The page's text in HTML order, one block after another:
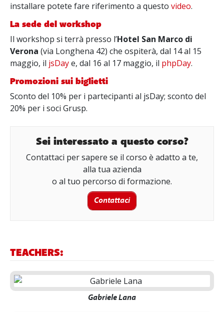
TEACHERS:
Gabriele Lana
installare potete fare riferimento a questo video.
La sede del workshop
Il workshop si terrà presso l’Hotel San Marco di
Verona (via Longhena 42) che ospiterà, dal 14 al 15
maggio, il jsDaye, dal 16 al 17 maggio, il phpDay.
Promozioni sui biglietti
Sconto del 10% per i partecipanti al jsDay; sconto del
20% per i soci Grusp.
Sei interessato a questo corso?
Contattaci per sapere se il corso è adatto a te,
alla tua azienda
o al tuo percorso di formazione.
Contattaci